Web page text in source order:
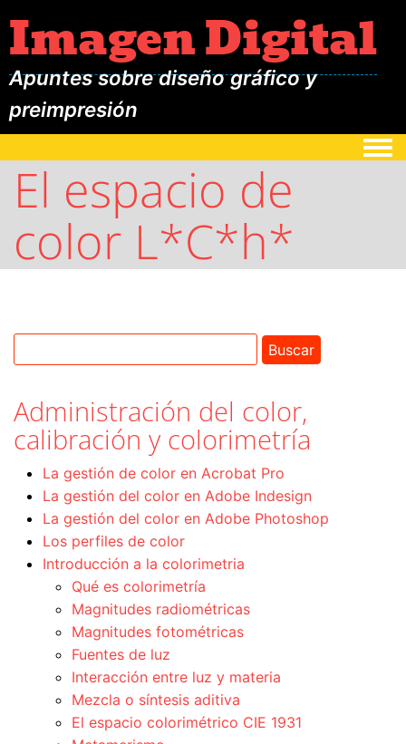
Imagen Digital
Apuntes sobre diseño gráfico y
preimpresión
El espacio de
color L*C*h*
Administración del color,
calibración y colorimetría
La gestión de color en Acrobat Pro
La gestión del color en Adobe Indesign
La gestión del color en Adobe Photoshop
Los perfiles de color
Introducción a la colorimetria
Qué es colorimetría
Magnitudes radiométricas
Magnitudes fotométricas
Fuentes de luz
Interacción entre luz y materia
Mezcla o síntesis aditiva
El espacio colorimétrico CIE 1931